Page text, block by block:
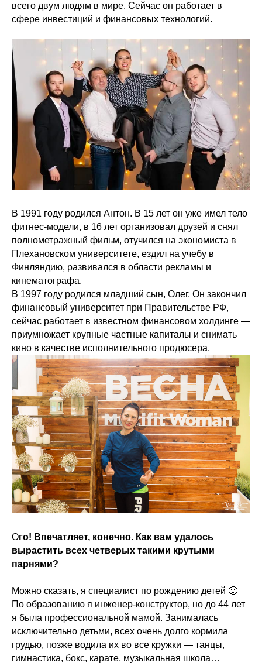
всего двум людям в мире. Сейчас он работает в
сфере инвестиций и финансовых технологий.
В 1991 году родился Антон. В 15 лет он уже имел тело
фитнес-модели, в 16 лет организовал друзей и снял
полнометражный фильм, отучился на экономиста в
Плехановском университете, ездил на учебу в
Финляндию, развивался в области рекламы и
кинематографа.
В 1997 году родился младший сын, Олег. Он закончил
финансовый университет при Правительстве РФ,
сейчас работает в известном финансовом холдинге —
приумножает крупные частные капиталы и снимать
кино в качестве исполнительного продюсера.
Ого! Впечатляет, конечно. Как вам удалось
вырастить всех четверых такими крутыми
парнями?
Можно сказать, я специалист по рождению детей 🙂
По образованию я инженер-конструктор, но до 44 лет
я была профессиональной мамой. Занималась
исключительно детьми, всех очень долго кормила
грудью, позже водила их во все кружки — танцы,
гимнастика, бокс, карате, музыкальная школа…